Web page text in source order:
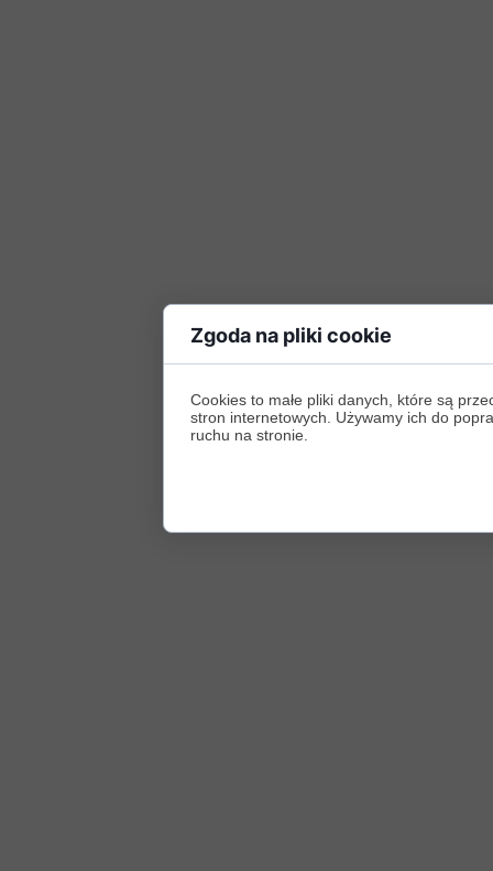
Zgoda na pliki cookie
Cookies to małe pliki danych, które są
stron internetowych. Używamy ich do
ruchu na stronie.